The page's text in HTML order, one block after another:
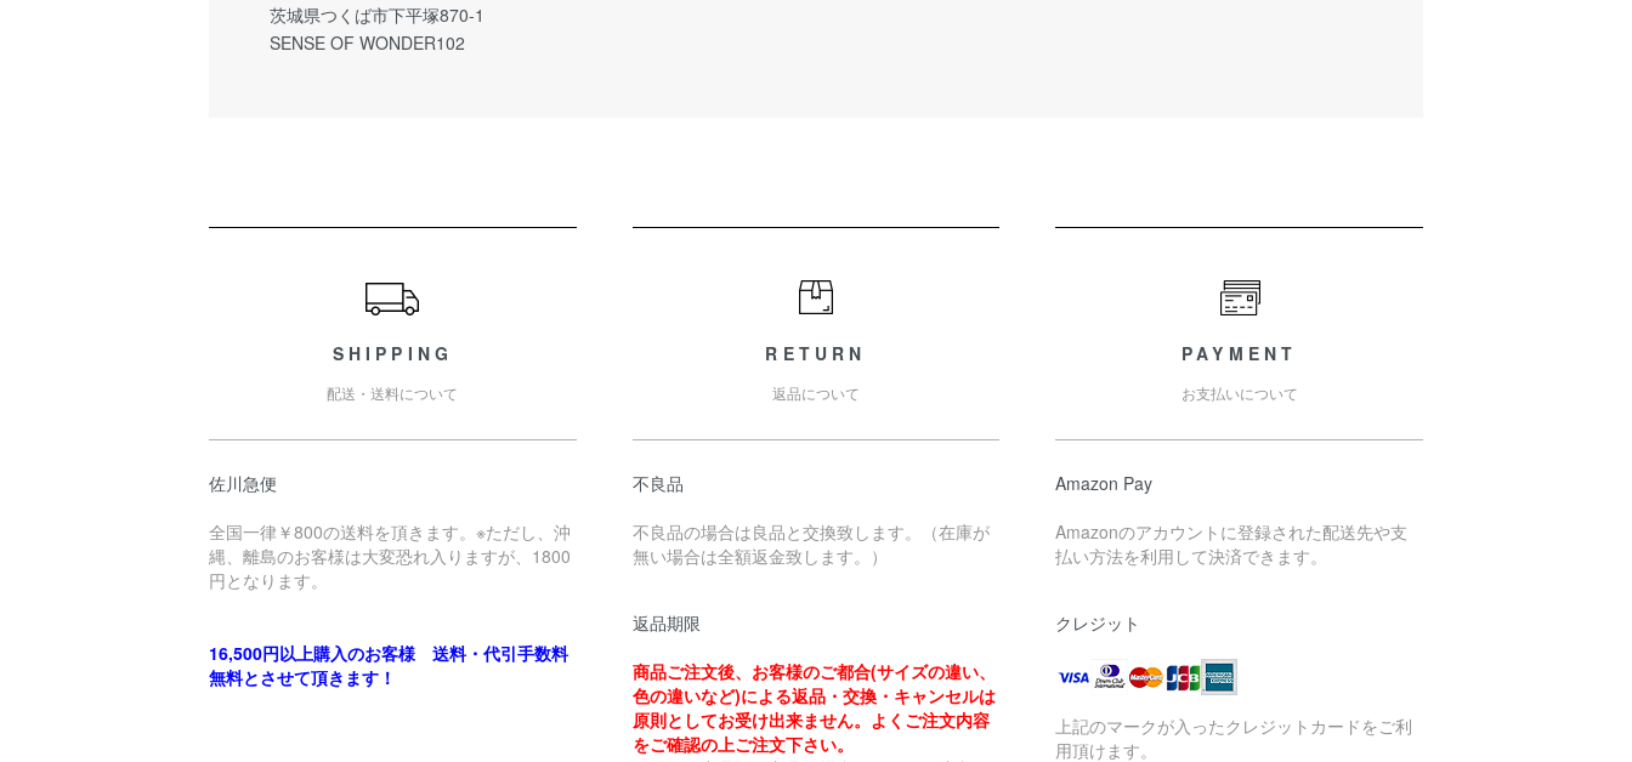
茨城県つくば市下平塚870-1
SENSE OF WONDER102
SHIPPING
配送・送料について
佐川急便
全国一律￥800の送料を頂きます。※ただし、沖
縄、離島のお客様は大変恐れ入りますが、1800
円となります。
16,500円以上購入のお客様 送料・代引手数料
無料とさせて頂きます！
RETURN
返品について
不良品
不良品の場合は良品と交換致します。（在庫が
無い場合は全額返金致します。）
返品期限
商品ご注文後、お客様のご都合(サイズの違い、
色の違いなど)による返品・交換・キャンセルは
原則としてお受け出来ません。よくご注文内容
をご確認の上ご注文下さい。
PAYMENT
お支払いについて
Amazon Pay
Amazonのアカウントに登録された配送先や支
払い方法を利用して決済できます。
クレジット
上記のマークが入ったクレジットカードをご利
用頂けます。